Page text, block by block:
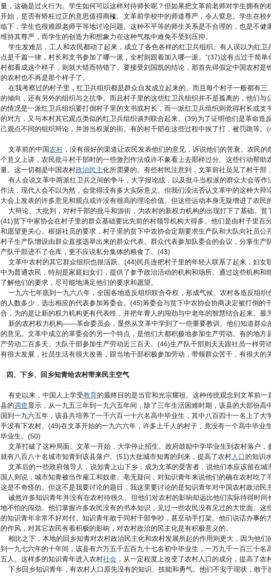
量，这确是过火行为。学生如何可以这样对待师长呢？但如果把文革前老师对学生拥有
开始，是否有矫枉过正的意思值得商榷。文革前学校中的师道尊严，令人窒息。学生在
临下，学生也很难跟老师平等地讨论问题。这种不平等的师生关系是不合理的，也是不
维持其尊严，而学生的创造力和想象力在这种气氛中难免不受到压抑。
学生发难后，工人和农民都动了起来，成立了各色各样的红卫兵组织。有人误以为红
点是千篇一律，村长和支书参加了哪一派，全村则跟着加入哪一派。”(37)这有点过于简
村都看成这个样子，则就大错而特错了。要接受刘国凯的结论，那首先得假定中国农村
的农村也不再是那个样子了。
在我考察过的村子里，红卫兵组织都是群众自发成立起来的。而且每个村子一般都有
的倾向，还有另外的组织与之抗争。而且村子里的这些红卫兵组织并不是孤离的，他们
的情况是一派红卫兵组织要打倒村子里的支书或村长，而一派红卫兵组织则觉得村长或
的对方，又与本村其它观点类似的红卫兵组织谈判联合起来。(39)为了证明他们是革命
己观点不同的组织辩论，并游当权派的街。有的村干部在这些过程中挨了打，被罚跪等。
文革前的中国农村 ，没有很好的渠道让农民发表他们的意见，诉说他们的苦衰。农民
个意义上讲，农民批斗村干部时的一些激烈作法或许不象看上去那样过分。这些行动帮
量。这一切都是中国农村政治民主化所需要的。有些村民注意到，文革前社员见了村干部
有人会说文革中两派红卫兵之间的争斗，大字报论战，以及批斗当权派的群众大会等
作法，现代人会不以为然，会觉得没有多大实际意义。但我们没法否认文革中的这种大
大会上发表的许多意见和观点或许没有很高的理论价值。但这些运动本身无疑增进了农民
大辩论、大批判，对村干部的批斗和游街，为农村的新权力机构的出现打下了基础。贫
(41)贫下中家协会在村子里的群众基础要比先前的村领导机构大得多。他们是由村子里
和愿望更关心。根据社员的要求，村子里的贫下中农协会定期要求生产队和大队向社员
村子生产队增设由群众直接选举出来的群众代表。群众代表参加队委会的会议，分掌生产
产队干部进不了仓库，更不应说私分集体的粮食了。(43)
文革中农村的其它群众组织也很活跃。(44)民兵连把村子里的年轻人联系了起来，妇
中为普通农民，特别是家庭妇女们，提供了参予政治活动的机构和场所。通过这些机构
了解他们的要求，尽可能地满足他们的要求和愿望。
一九六七年底到一九六八年，全国各地造反组织联合夺权，形成气候。农村各造反组
的人数多少，选出相应的代表参加筹委会。(45)筹委会与贫下中农协会协商决定被打倒
合，为的是让新的权力机构更有代表性，并把年青人的闯劲与中老年的智慧结合起来。最
新的农村权力机构——革命委员会，显然从文革中学到了一些重要教训。他们知道群众
的意见。文革中成立的革委会的另一个特点，是他们大都积极地参加生产劳动。有的地
产劳动二百多天。大队干部参加生产劳动近三百天。(46)生产队干部则天天跟社员一样
有很大发展，社员生活有很大改善，跟当地干部积极参加劳动，带领群众苦干，有很大的
四、下乡、回乡知青给农村带来民主空气
有史以来，中国人上学受教育的最终目的是当官和光宗耀祖。这种传统观念到文革前
县的调查显示，从一九五三年到一九六五年间，除了三年生活困难时期，该县的大部份
国到一九六五年，该县共培养了一千六百一十六名高中毕业生，其中八百四十一名上了
乎没有下农村。(49)在文革开始的一九六六年，许多上千人的村子，竟没有一个高中毕
毕业生。(50)
文革打破了这种局面。文革一开始，大学停止招生。政府鼓励中学毕业生到农村落户，
就有八百八十名城市知青到该县落户。(51)大批城市知青的到来，提高了农村人口的知识
文革后的一些政府领导人，说知青上山下乡，成为文革的受害者，说他们本应该留在
国人则说，城市知青被当作雇工和奴隶。亳无疑问，对知识青年来说他们的确在农村吃
这是不奇怪的。但这不是我要讨论的题目，我这里要讨论的是知识青年对中国农村政治民
诚然许多知识青年并没有在农村待很久。但他们对农村的影响却远比他们实际待得时间
地不怕的闯劲。他们掌握许多农民没有的书本知识，见过一些农民没有见过的大世面。
的知识青年非常不好对付。知识青年敢于同村干部争吵，甚至动手打架。他们说话办事
的作风，对其它农民有着积极的影响，对农村政治的民主化是有积极意义的。
相比之下，本地的回乡知青对农村政治民主化和农村发展所起的作用则更大，因为他们
到一九七六年的十年间，该县有六万五千五百九十七名初中毕业生，一万九千一百三十
五人。这样多的知识青年进入农村社会 ，从一定程度上改变了农村人口的成分，提高了农
下乡回乡知识青年，有农村人口原先没有的知识、技能和勇气。他们不安于现状，敢